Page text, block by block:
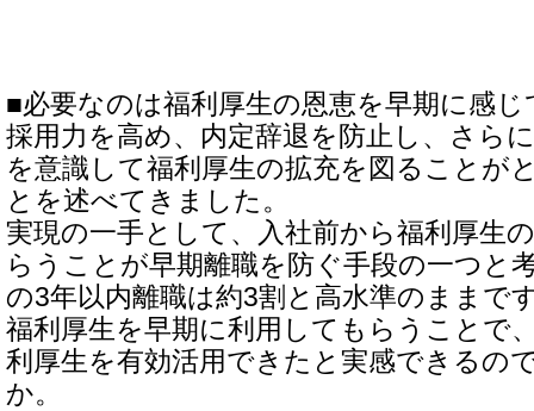
■必要なのは福利厚生の恩恵を早期に感
採用力を高め、内定辞退を防止し、さら
を意識して福利厚生の拡充を図ることが
とを述べてきました。
実現の一手として、入社前から福利厚生
らうことが早期離職を防ぐ手段の一つと
の3年以内離職は約3割と高水準のままで
福利厚生を早期に利用してもらうことで
利厚生を有効活用できたと実感できるの
か。